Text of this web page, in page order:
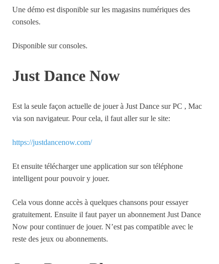
Une démo est disponible sur les magasins numériques des
consoles.
Disponible sur consoles.
Just Dance Now
Est la seule façon actuelle de jouer à Just Dance sur PC , Mac
via son navigateur. Pour cela, il faut aller sur le site:
https://justdancenow.com/
Et ensuite télécharger une application sur son téléphone
intelligent pour pouvoir y jouer.
Cela vous donne accès à quelques chansons pour essayer
gratuitement. Ensuite il faut payer un abonnement Just Dance
Now pour continuer de jouer. N’est pas compatible avec le
reste des jeux ou abonnements.